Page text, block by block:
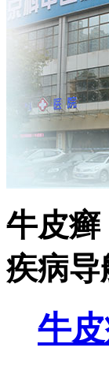
牛皮癣
疾病导
牛